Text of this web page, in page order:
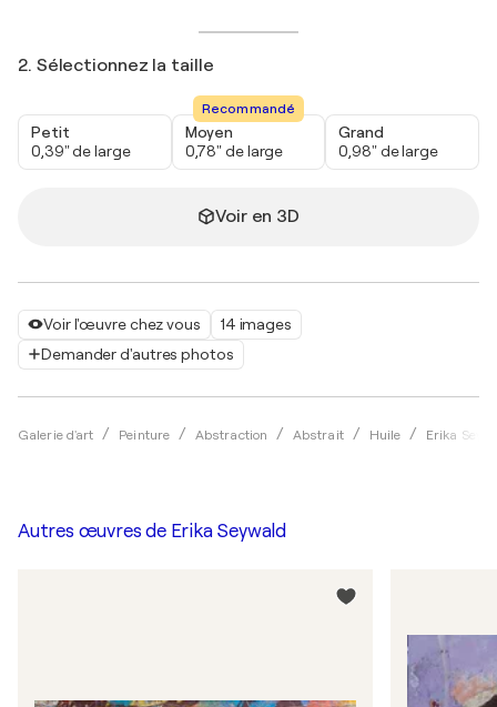
Voir l'œuvre chez vous
14 images
Demander d'autres photos
Galerie d'art Peinture Abstraction Abstrait Huile Erika
2. Sélectionnez la taille
Petit
0,39" de large
Recommandé
Moyen
0,78" de large
Grand
0,98" de large
Voir en 3D
Autres œuvres de Erika Seywald